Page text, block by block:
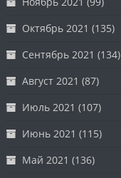
Октябрь 2021 (135)
Сентябрь 2021 (134)
Август 2021 (87)
Июль 2021 (107)
Июнь 2021 (115)
Май 2021 (136)